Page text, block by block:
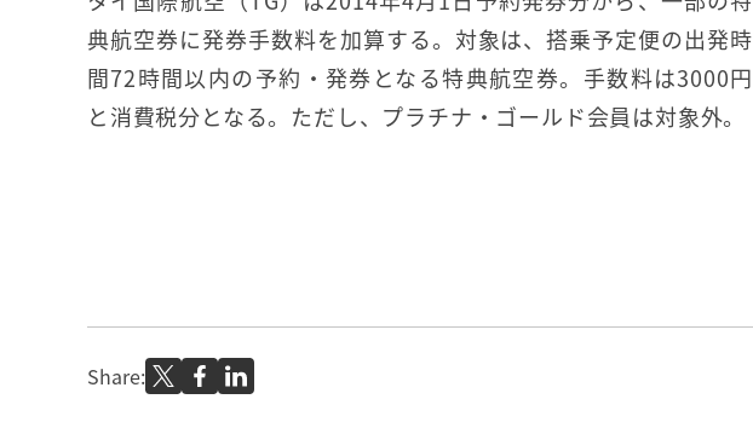
典航空券に発券手数料を加算する。対象は、搭乗予定便の出発時
間72時間以内の予約・発券となる特典航空券。手数料は3000円
と消費税分となる。ただし、プラチナ・ゴールド会員は対象外。
Share: